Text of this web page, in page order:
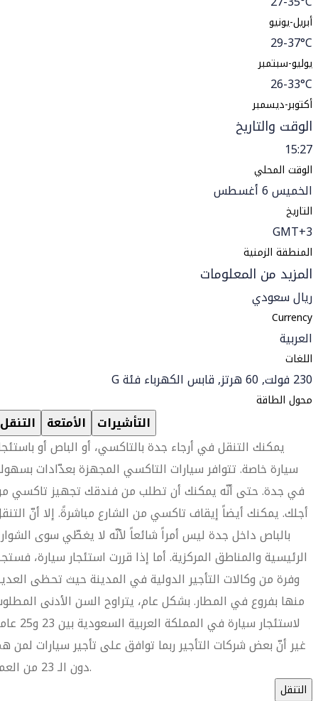
أبريل-يونيو
29-37°C
يوليو-سبتمبر
26-33°C
أكتوبر-ديسمبر
الوقت والتاريخ
15:27
الوقت المحلي
الخميس 6 أغسطس
التاريخ
GMT+3
المنطقة الزمنية
المزيد من المعلومات
ريال سعودي
Currency
العربية
اللغات
230 فولت, 60 هرتز, قابس الكهرباء فئة G
محول الطاقة
التنقل الأمتعة التأشيرات
يمكنك التنقل في أرجاء جدة بالتاكسي، أو الباص أو
سيارة خاصة. تتوافر سيارات التاكسي المجهزة بعدّادات
في جدة. حتى أنّه يمكنك أن تطلب من فندقك تجهيز تاكسي
أجلك. يمكنك أيضاً إيقاف تاكسي من الشارع مباشرةً. إلا أنّ
بالباص داخل جدة ليس أمراً شائعاً لأنّه لا يغطّي سوى
الرئيسية والمناطق المركزية. أما إذا قررت استئجار سيارة،
وفرة من وكالات التأجير الدولية في المدينة حيث تحظى
منها بفروع في المطار. بشكل عام، يتراوح السن الأدنى
لاستئجار سيارة في المملكة
غير أنّ بعض شركات التأجير ربما توافق على تأجير سيارات لمن
دون الـ 23 من العمر.
التنقل